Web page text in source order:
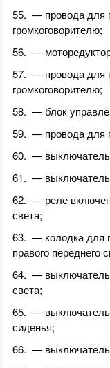
— провода для
громкоговорителю;
—
— провода для
громкоговорителю;
— блок
— провода для
— выключатель
— выключатель
— реле
света;
— колодка для
правого переднего
— выключатель
света;
— выключатель
сиденья;
—